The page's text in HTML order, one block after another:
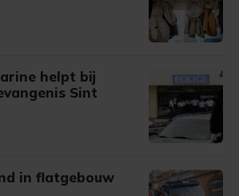
helpt bij
Sint
in flatgebouw